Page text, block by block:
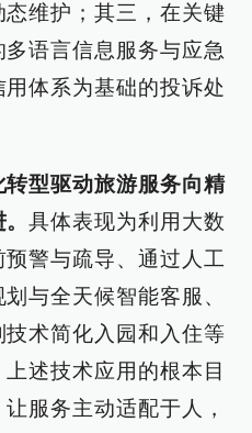
维护；其三，在关键
语言信息服务与应急
体系为基础的投诉处
型驱动旅游服务向精
。具体表现为利用大数
警与疏导、通过人工
与全天候智能客服、
术简化入园和入住等
述技术应用的根本目
服务主动适配于人，